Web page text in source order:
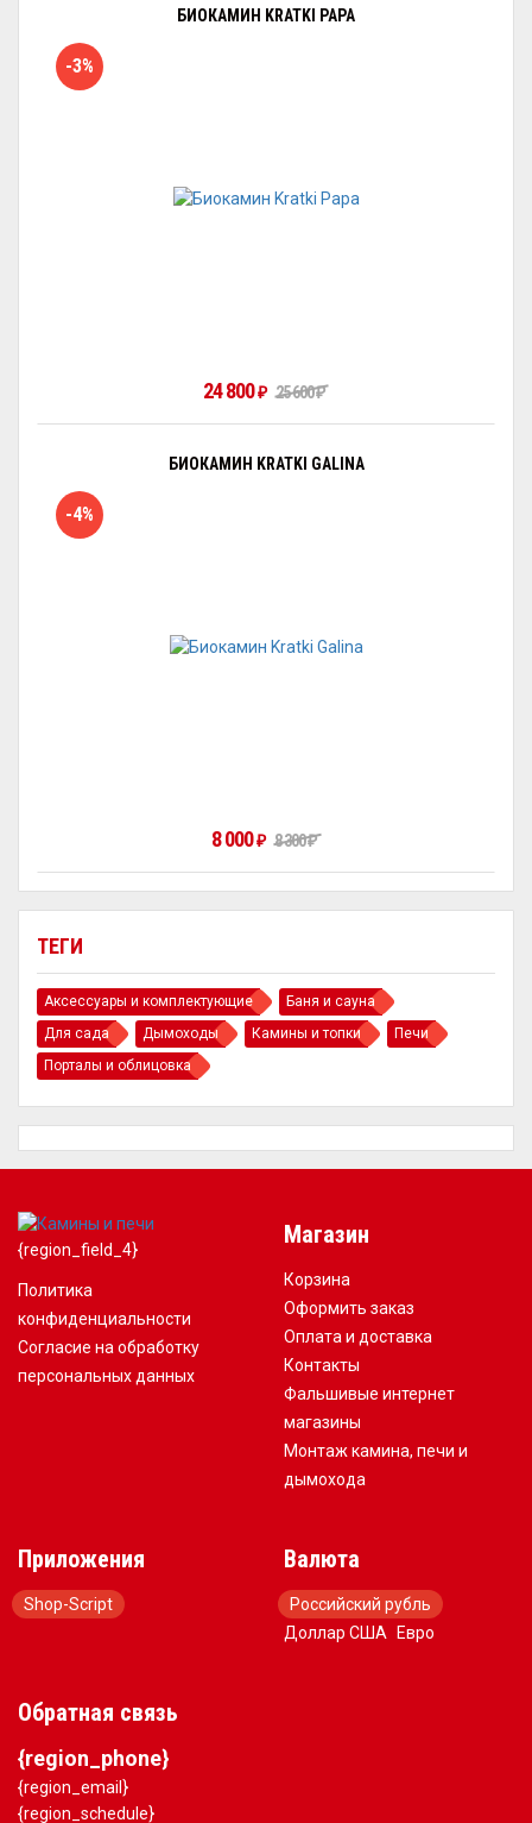
ТЕГИ
Аксессуары и комплектующие
Баня и сауна
Для сада
Дымоходы Камины и топки
Печи
Порталы и облицовка
БИОКАМИН KRATKI PAPA
-3%
24 800₽ 25 600₽
БИОКАМИН KRATKI GALINA
-4%
8 000₽ 8 300₽
{region_field_4}
Политика
конфиденциальности
Согласие на обработку
персональных данных
Магазин
Корзина
Оформить заказ
Оплата и доставка
Контакты
Фальшивые интернет
магазины
Монтаж камина, печи и
дымохода
Приложения
Shop-Script
Валюта
Российский рубль
Доллар США
Евро
Обратная связь
{region_phone}
{region_email}
{region_schedule}